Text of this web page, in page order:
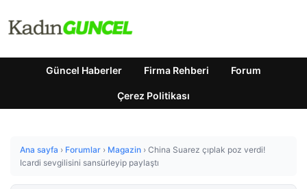
Güncel Haberler Firma Rehberi Forum
Çerez Politikası
Ana sayfa › Forumlar › Magazin › China Suarez çıplak poz verdi!
Icardi sevgilisini sansürleyip paylaştı